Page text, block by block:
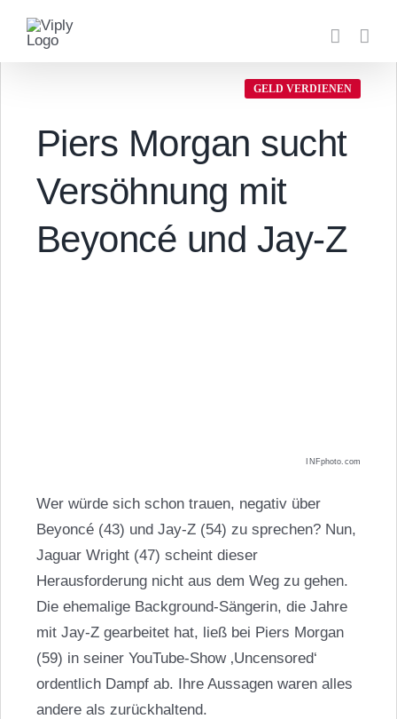
Inhalt
springen
GELD VERDIENEN
Piers Morgan sucht
Versöhnung mit
Beyoncé und Jay-Z
INFphoto.com
Wer würde sich schon trauen, negativ über
Beyoncé (43) und Jay-Z (54) zu sprechen? Nun,
Jaguar Wright (47) scheint dieser
Herausforderung nicht aus dem Weg zu gehen.
Die ehemalige Background-Sängerin, die Jahre
mit Jay-Z gearbeitet hat, ließ bei Piers Morgan
(59) in seiner YouTube-Show ‚Uncensored‘
ordentlich Dampf ab. Ihre Aussagen waren alles
andere als zurückhaltend.